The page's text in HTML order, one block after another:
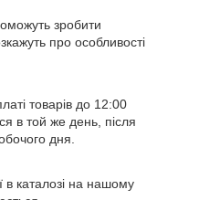
зробити
про особливості
товарів до 12:00
в той же день, після
дня.
в каталозі на нашому